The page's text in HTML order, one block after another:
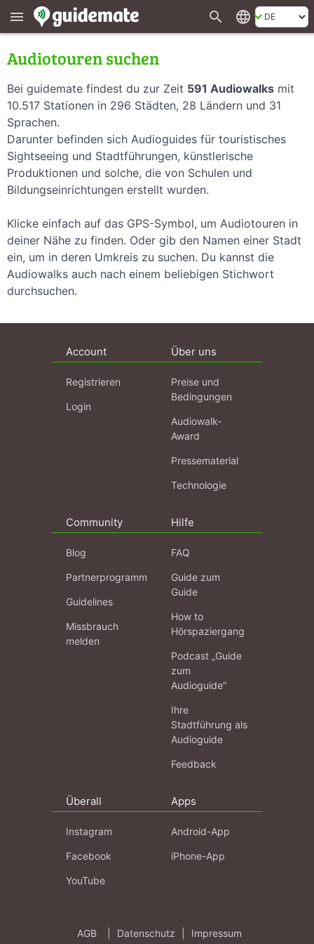
menu search language
Audiotouren suchen
Bei guidemate findest du zur Zeit 591 Audiowalks mit
10.517 Stationen in 296 Städten, 28 Ländern und 31
Sprachen.
Darunter befinden sich Audioguides für touristisches
Sightseeing und Stadtführungen, künstlerische
Produktionen und solche, die von Schulen und
Bildungseinrichtungen erstellt wurden.
Klicke einfach auf das GPS-Symbol, um Audiotouren in
deiner Nähe zu finden. Oder gib den Namen einer Stadt
ein, um in deren Umkreis zu suchen. Du kannst die
Audiowalks auch nach einem beliebigen Stichwort
durchsuchen.
Account
Registrieren
Login
Über uns
Preise und
Bedingungen
Audiowalk-
Award
Pressematerial
Technologie
Community
Blog
Partnerprogramm
Guidelines
Missbrauch
melden
Hilfe
FAQ
Guide zum
Guide
How to
Hörspaziergang
Podcast „Guide
zum
Audioguide“
Ihre
Stadtführung als
Audioguide
Feedback
Überall
Instagram
Facebook
YouTube
Apps
Android-App
iPhone-App
AGB Datenschutz Impressum